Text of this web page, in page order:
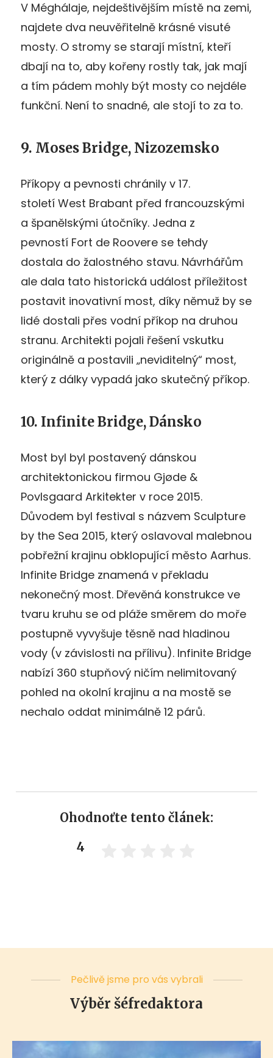
V Méghálaje, nejdeštivějším místě na zemi,
najdete dva neuvěřitelně krásné visuté
mosty. O stromy se starají místní, kteří
dbají na to, aby kořeny rostly tak, jak mají
a tím pádem mohly být mosty co nejdéle
funkční. Není to snadné, ale stojí to za to.
9. Moses Bridge, Nizozemsko
Příkopy a pevnosti chránily v 17.
století West Brabant před francouzskými
a španělskými útočníky. Jedna z
pevností Fort de Roovere se tehdy
dostala do žalostného stavu. Návrhářům
ale dala tato historická událost příležitost
postavit inovativní most, díky němuž by se
lidé dostali přes vodní příkop na druhou
stranu. Architekti pojali řešení vskutku
originálně a postavili „neviditelný“ most,
který z dálky vypadá jako skutečný příkop.
10. Infinite Bridge, Dánsko
Most byl byl postavený dánskou
architektonickou firmou Gjøde &
Povlsgaard Arkitekter v roce 2015.
Důvodem byl festival s názvem Sculpture
by the Sea 2015, který oslavoval malebnou
pobřežní krajinu obklopující město Aarhus.
Infinite Bridge znamená v překladu
nekonečný most. Dřevěná konstrukce ve
tvaru kruhu se od pláže směrem do moře
postupně vyvyšuje těsně nad hladinou
vody (v závislosti na přílivu). Infinite Bridge
nabízí 360 stupňový ničím nelimitovaný
pohled na okolní krajinu a na mostě se
nechalo oddat minimálně 12 párů.
Ohodnoťte tento článek:
4
Pečlivě jsme pro vás vybrali
Výběr šéfredaktora